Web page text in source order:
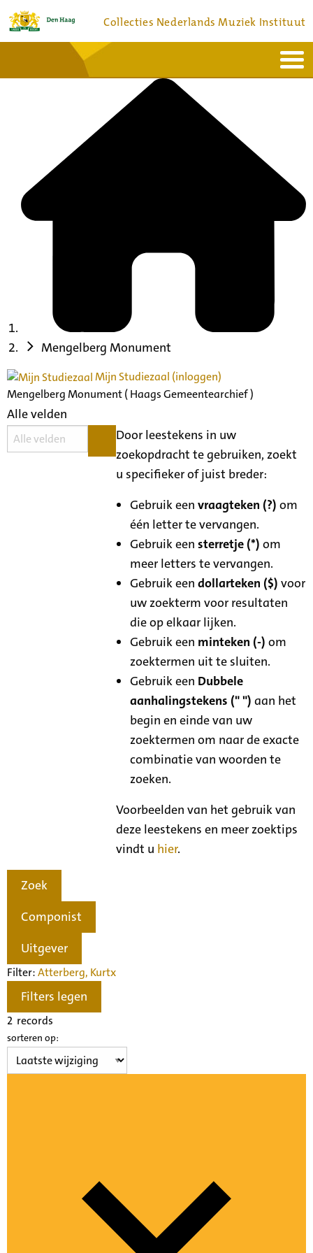
Collecties Nederlands Muziek Instituut
Bronnen en collecties
Mengelberg Monument
Mijn Studiezaal (inloggen)
Mengelberg Monument ( Haags Gemeentearchief )
Alle velden
Door leestekens in uw
zoekopdracht te gebruiken, zoekt
u specifieker of juist breder:
Gebruik eenvraagteken (?) om
één letter te vervangen.
Gebruik eensterretje (*) om
meer letters te vervangen.
Gebruik eendollarteken ($) voor
uw zoekterm voor resultaten
die op elkaar lijken.
Gebruik een minteken (-) om
zoektermen uit te sluiten.
Gebruik een Dubbele
aanhalingstekens (" ") aan het
begin en einde van uw
zoektermen om naar de exacte
combinatie van woorden te
zoeken.
Voorbeelden van het gebruik van
deze leestekens en meer zoektips
vindt u hier.
Zoek
Componist
Uitgever
Filter:Atterberg, Kurtx
Filters legen
2 records
sorteren op: